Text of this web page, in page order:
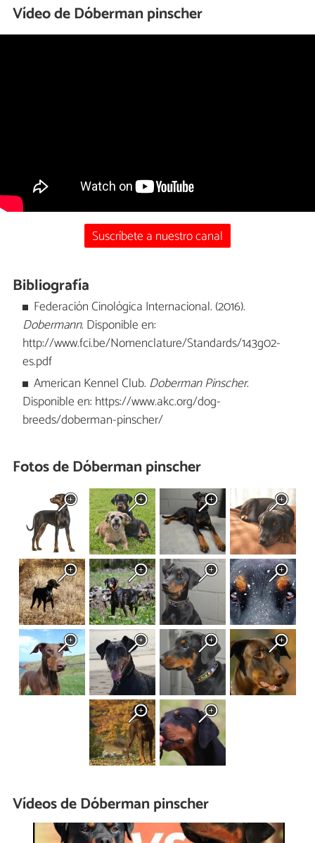
Vídeo de Dóberman pinscher
Suscríbete a nuestro canal
Bibliografía
Federación Cinológica Internacional. (2016).
Dobermann. Disponible en:
http://www.fci.be/Nomenclature/Standards/143g02-
es.pdf
American Kennel Club. Doberman Pinscher.
Disponible en: https://www.akc.org/dog-
breeds/doberman-pinscher/
Fotos de Dóberman pinscher
Vídeos de Dóberman pinscher